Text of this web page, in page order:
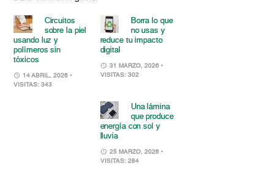
Circuitos
sobre la piel
usando luz y
polímeros sin
tóxicos
14 ABRIL, 2026 •
VISITAS: 343
Borra lo que
no usas y
reduce tu impacto
digital
31 MARZO, 2026 •
VISITAS: 302
Una lámina
que produce
energía con sol y
lluvia
25 MARZO, 2026 •
VISITAS: 284